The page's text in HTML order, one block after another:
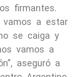
firmantes.
vamos a estar
se caiga y
vamos a
aseguró a